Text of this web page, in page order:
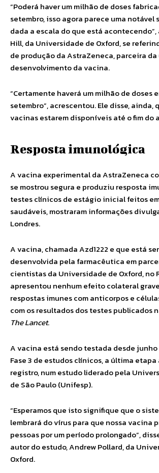
“Poderá haver um milhão de doses
setembro, isso agora parece uma
dada a escala do que está
Hill, da Universidade de Oxford, se
de produção da AstraZeneca, parceira
desenvolvimento da vacina.
“Certamente haverá um milhão de doses
setembro”, acrescentou. Ele disse, ainda,
vacinas estarem disponíveis até o fim do
Resposta imunológica
A vacina experimental da AstraZeneca
se mostrou segura e produziu resposta
testes clínicos de estágio inicial feitos
saudáveis, mostraram informações
Londres.
A vacina, chamada Azd1222 e que está
desenvolvida pela farmacêutica em
cientistas da Universidade de Oxford, no
apresentou nenhum efeito colateral
respostas imunes com anticorpos e
com os resultados dos testes publicados
The Lancet.
A vacina está sendo testada desde junho
Fase 3 de estudos clínicos, a última
registro, num estudo liderado pela
de São Paulo (Unifesp).
“Esperamos que isto signifique que o
lembrará do vírus para que nossa vacina
pessoas por um período prolongado”,
autor do estudo, Andrew Pollard, da
Oxford.